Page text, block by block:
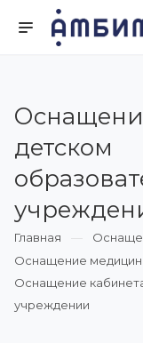
детском
Главная
Оснащение
Оснащение
учреждении